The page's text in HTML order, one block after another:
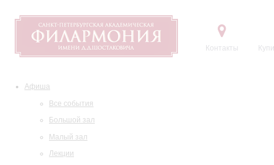
Контакты
Афиша
Все события
Большой зал
Малый зал
Лекции